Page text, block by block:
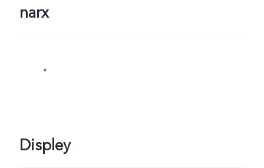
narx
*
Displey